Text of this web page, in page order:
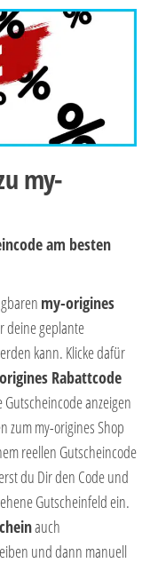
my-
am besten
my-origines
deine geplante
kann. Klicke dafür
Rabattcode
anzeigen
zum my-origines Shop
reellen Gutscheincode
du Dir den Code und
Gutscheinfeld ein.
auch
und dann manuell